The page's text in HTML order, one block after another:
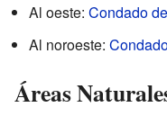
Al oeste: Condado
Al noroeste:
Áreas